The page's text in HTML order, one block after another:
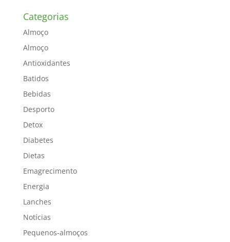
Categorias
Almoço
Almoço
Antioxidantes
Batidos
Bebidas
Desporto
Detox
Diabetes
Dietas
Emagrecimento
Energia
Lanches
Notícias
Pequenos-almoços